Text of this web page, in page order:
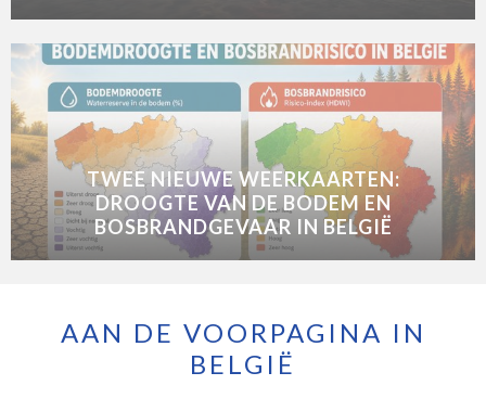
TWEE NIEUWE WEERKAARTEN:
DROOGTE VAN DE BODEM EN
BOSBRANDGEVAAR IN BELGIË
AAN DE VOORPAGINA IN
BELGIË